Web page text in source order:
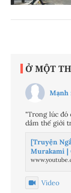
Ở MỘT
Mạnh
"Trong lúc đó
dầm thế giới
[Truyện
Murakami |
Video